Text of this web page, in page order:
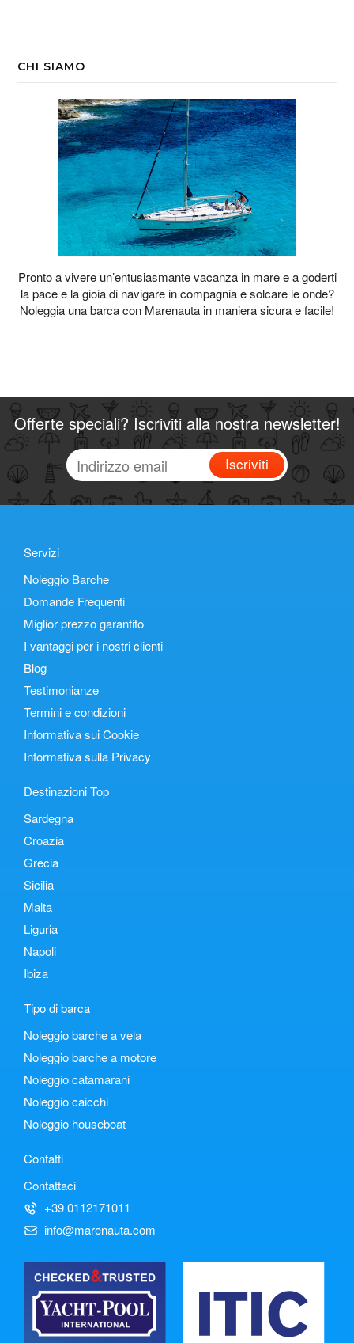
CHI SIAMO
Pronto a vivere un’entusiasmante vacanza in mare e a goderti
la pace e la gioia di navigare in compagnia e solcare le onde?
Noleggia una barca con Marenauta in maniera sicura e facile!
Offerte speciali? Iscriviti alla nostra newsletter!
Iscriviti
Servizi
Noleggio Barche
Domande Frequenti
Miglior prezzo garantito
I vantaggi per i nostri clienti
Blog
Testimonianze
Termini e condizioni
Informativa sui Cookie
Informativa sulla Privacy
Destinazioni Top
Sardegna
Croazia
Grecia
Sicilia
Malta
Liguria
Napoli
Ibiza
Tipo di barca
Noleggio barche a vela
Noleggio barche a motore
Noleggio catamarani
Noleggio caicchi
Noleggio houseboat
Contatti
Contattaci
+39 0112171011
info@marenauta.com